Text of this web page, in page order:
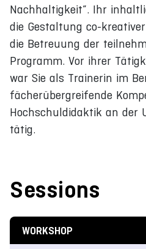
Nachhaltigkeit”. Ihr
die Gestaltung co-
die Betreuung der
Programm. Vor ihrer
war Sie als Trainerin im
fächerübergreifende
Hochschuldidaktik an der
tätig.
Sessions
WORKSHOP